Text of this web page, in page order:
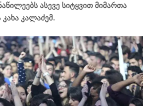
ასევე სიტყვით მიმართა
კალაძემ.